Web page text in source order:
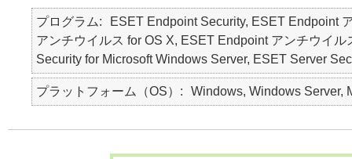
プログラム
ESET Endpoint Security, ESET Endpoint
アンチウイルス for OS X, ESET Endpoint アンチウイ
Security for Microsoft Windows Server, ESET Server
プラットフォーム（OS） Windows, Windows Server,